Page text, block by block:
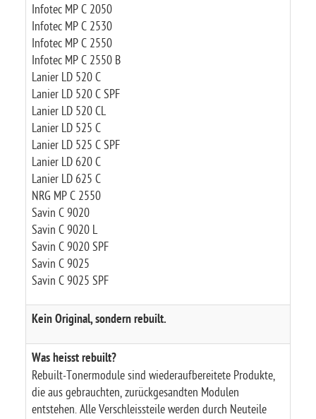
Infotec MP C 2050
Infotec MP C 2530
Infotec MP C 2550
Infotec MP C 2550 B
Lanier LD 520 C
Lanier LD 520 C SPF
Lanier LD 520 CL
Lanier LD 525 C
Lanier LD 525 C SPF
Lanier LD 620 C
Lanier LD 625 C
NRG MP C 2550
Savin C 9020
Savin C 9020 L
Savin C 9020 SPF
Savin C 9025
Savin C 9025 SPF
Kein Original, sondern rebuilt.
Was heisst rebuilt?
Rebuilt-Tonermodule sind wiederaufbereitete Produkte,
die aus gebrauchten, zurückgesandten Modulen
entstehen. Alle Verschleissteile werden durch Neuteile